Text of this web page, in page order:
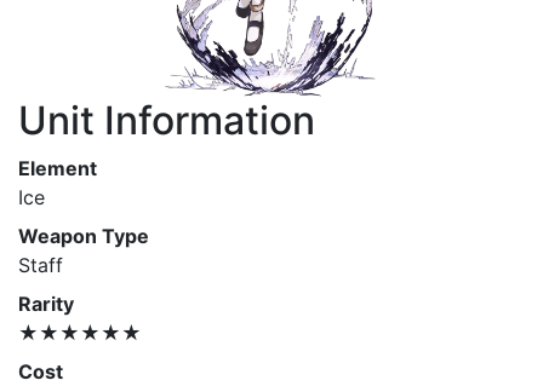
Unit Information
Element
Ice
Weapon Type
Staff
Rarity
★★★★★★
Cost